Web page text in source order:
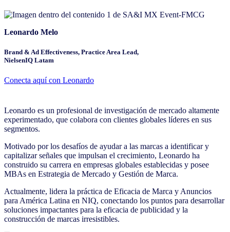
Leonardo Melo
Brand & Ad Effectiveness, Practice Area Lead,
NielsenIQ Latam
Conecta aquí con Leonardo
Leonardo es un profesional de investigación de mercado altamente
experimentado, que colabora con clientes globales líderes en sus
segmentos.
Motivado por los desafíos de ayudar a las marcas a identificar y
capitalizar señales que impulsan el crecimiento, Leonardo ha
construido su carrera en empresas globales establecidas y posee
MBAs en Estrategia de Mercado y Gestión de Marca.
Actualmente, lidera la práctica de Eficacia de Marca y Anuncios
para América Latina en NIQ, conectando los puntos para desarrollar
soluciones impactantes para la eficacia de publicidad y la
construcción de marcas irresistibles.